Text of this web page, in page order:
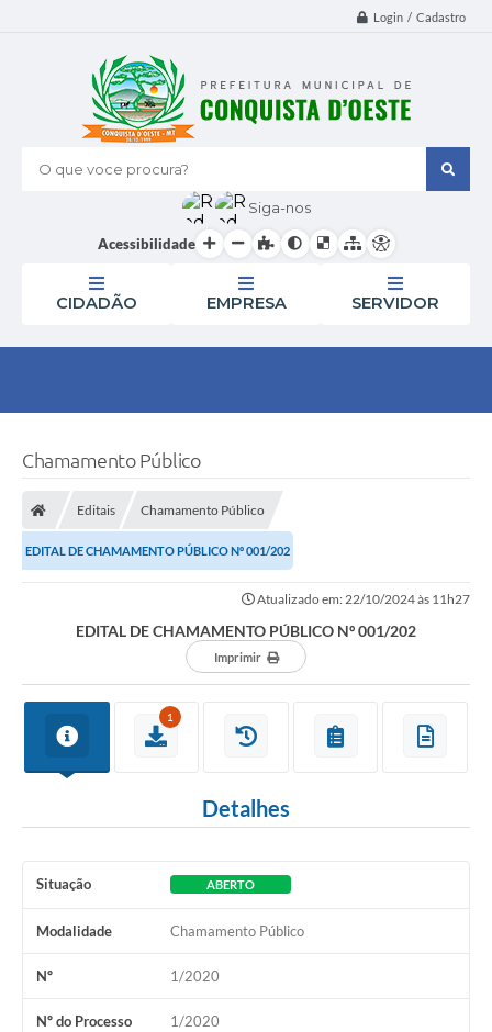
Login / Cadastro
O que voce procura?
Siga-nos
Acessibilidade
CIDADÃO EMPRESA SERVIDOR
Chamamento Público
Editais Chamamento Público
EDITAL DE CHAMAMENTO PÚBLICO Nº 001/202
Atualizado em: 22/10/2024 às 11h27
EDITAL DE CHAMAMENTO PÚBLICO Nº 001/202
Imprimir
1
Detalhes
Situação ABERTO
Modalidade Chamamento Público
Nº 1/2020
Nº do Processo 1/2020